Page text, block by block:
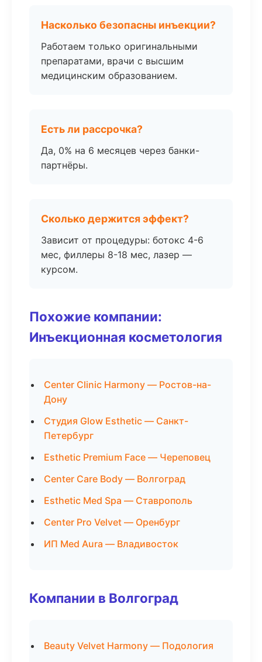
Насколько безопасны инъекции?
Работаем только оригинальными
препаратами, врачи с высшим
медицинским образованием.
Есть ли рассрочка?
Да, 0% на 6 месяцев через банки-
партнёры.
Сколько держится эффект?
Зависит от процедуры: ботокс 4-6
мес, филлеры 8-18 мес, лазер —
курсом.
Похожие компании:
Инъекционная косметология
Center Clinic Harmony — Ростов-на-
Дону
Студия Glow Esthetic — Санкт-
Петербург
Esthetic Premium Face — Череповец
Center Care Body — Волгоград
Esthetic Med Spa — Ставрополь
Center Pro Velvet — Оренбург
ИП Med Aura — Владивосток
Компании в Волгоград
Beauty Velvet Harmony — Подология